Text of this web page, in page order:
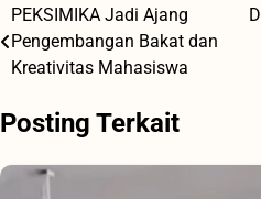
Navigasi
pos
PEKSIMIKA Jadi Ajang
Pengembangan Bakat dan
Kreativitas Mahasiswa
Posting Terkait